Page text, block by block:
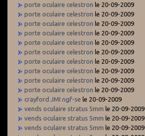
porte oculaire celestron le 20-09-2009
porte oculaire celestron le 20-09-2009
porte oculaire celestron le 20-09-2009
porte oculaire celestron le 20-09-2009
porte oculaire celestron le 20-09-2009
porte oculaire celestron le 20-09-2009
porte oculaire celestron le 20-09-2009
porte oculaire celestron le 20-09-2009
porte oculaire celestron le 20-09-2009
porte oculaire celestron le 20-09-2009
crayford JMI ngf-se le 20-09-2009
vends oculaire stratus 5mm le 20-09-2009
vends oculaire stratus 5mm le 20-09-2009
vends oculaire stratus 5mm le 20-09-2009